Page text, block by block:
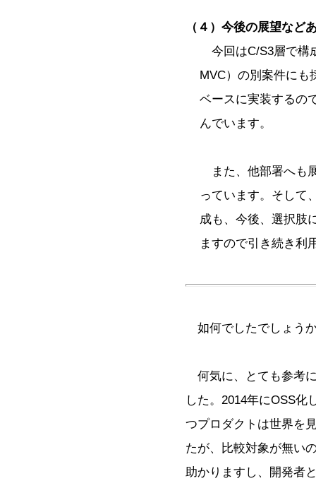
（４）今後の展望など
今回はC/S3層で構
MVC）の別案件にも
ベースに実装するの
んでいます。
また、他部署へも
っています。そして
成も、今後、選択肢
ますので引き続き利
如何でしたでしょう
何気に、とても参考
した。2014年にOSS化
つプロダクトは世界を
たが、比較対象が無い
助かりますし、開発者